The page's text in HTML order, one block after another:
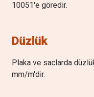
10051'e göredir.
Düzlük
Plaka ve saclarda
mm/m'dir.